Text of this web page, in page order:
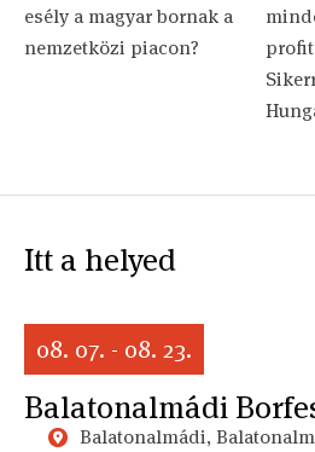
esély a magyar bornak a
nemzetközi piacon?
Itt a helyed
08. 07. - 08. 23.
Balatonalmádi
Balatonalmádi,